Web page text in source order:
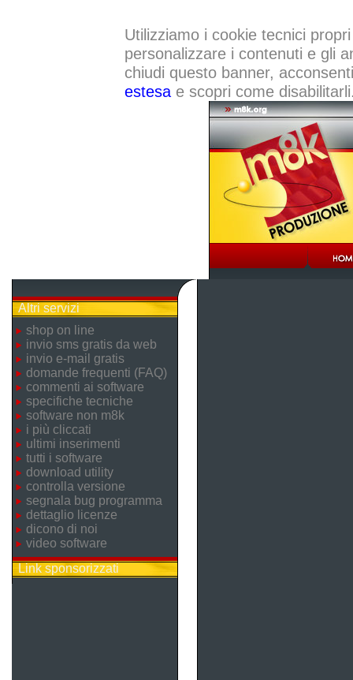
Utilizziamo i cookie tecnici
personalizzare i contenuti e gli
chiudi questo banner,
estesae scopri come
Altri servizi
shop on line
invio sms gratis da web
invio e-mail gratis
domande frequenti (FAQ)
commenti ai software
specifiche tecniche
software non m8k
i più cliccati
ultimi inserimenti
tutti i software
download utility
controlla versione
segnala bug programma
dettaglio licenze
dicono di noi
video software
Link sponsorizzati